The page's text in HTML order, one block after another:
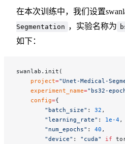
在本次训练中，我们设置
Segmentation ，实验名称为
如下：
swanlab.init(
    project
="Unet-Medical-
    experiment_name
="bs32-
    config
={
        "batch_size"
: 32 ,
        "learning_rate"
: 1e-4,
        "num_epochs"
: 40 ,
        "device"
: "cuda" if